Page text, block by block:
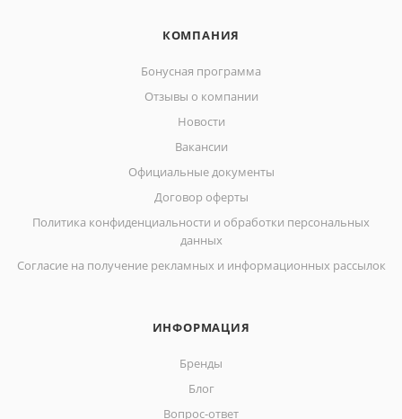
КОМПАНИЯ
Бонусная программа
Отзывы о компании
Новости
Вакансии
Официальные документы
Договор оферты
Политика конфиденциальности и обработки персональных
данных
Согласие на получение рекламных и информационных рассылок
ИНФОРМАЦИЯ
Бренды
Блог
Вопрос-ответ